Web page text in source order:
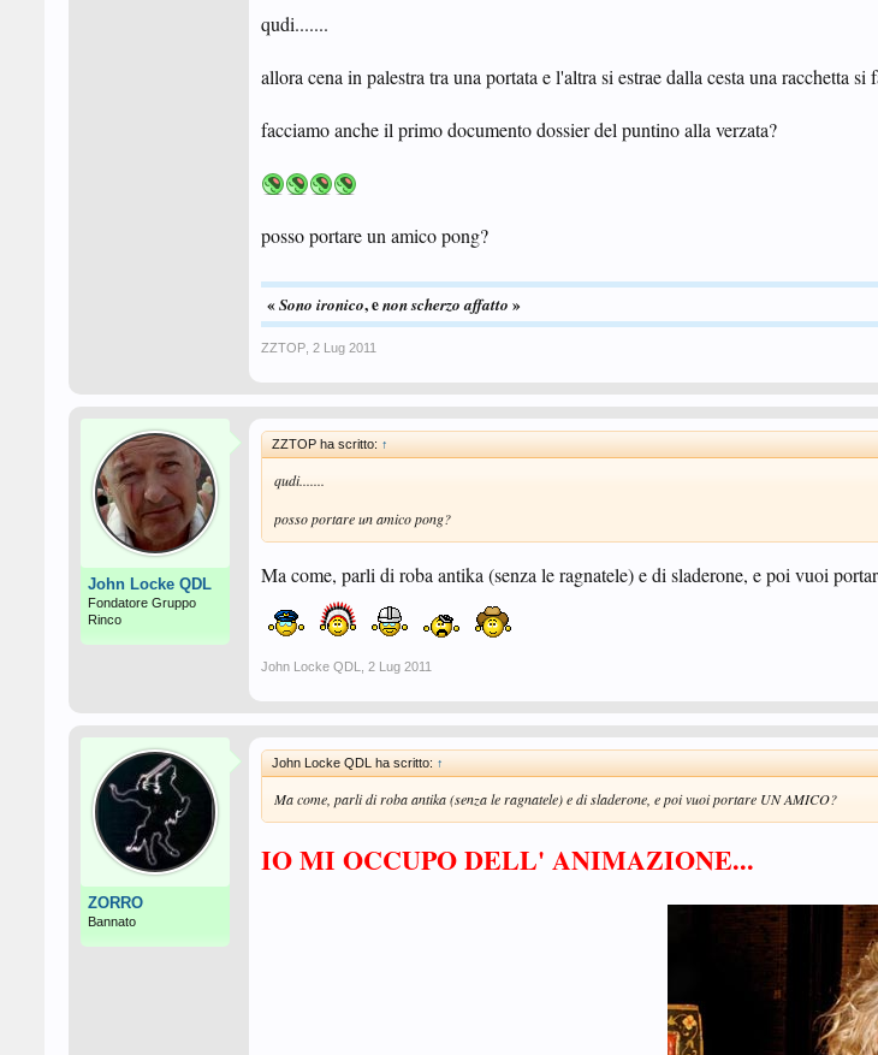
9)........
In preparazione il VIDEO PROMO dell'evento (che attende data e luogo definitivo..)
qudi.......
allora cena in palestra tra una portata e l'altra si estrae dalla cesta una racchetta
facciamo anche il primo documento dossier del puntino alla verzata?
posso portare un amico pong?
«Sono ironico, enon scherzoaffatto »
ZZTOP 2 Lug 2011
John Locke QDL
Fondatore Gruppo
Rinco
ZZTOP ha scritto: ↑
qudi.......
posso portare un amico pong?
Ma come, parli di roba antika (senza le ragnatele) e di sladerone, e poi vuoi
John Locke QDL 2 Lug 2011
ZORRO
Bannato
John Locke QDL ha scritto: ↑
Ma come, parli di roba antika (senza le ragnatele) e di sladerone, e poi vuoi portare UN AMICO?
IO MI OCCUPO DELL' ANIMAZIONE...